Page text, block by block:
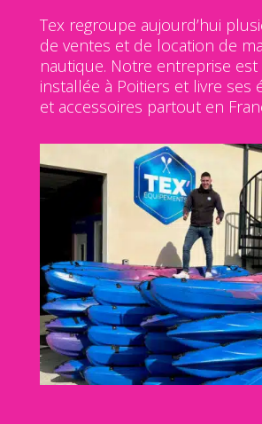
Tex regroupe aujourd’hui
de ventes et de location de
nautique. Notre entreprise
installée à Poitiers et livre ses
et accessoires partout en